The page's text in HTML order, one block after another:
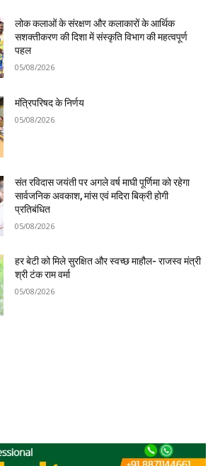
लोक कलाओं के संरक्षण और कलाकारों के आर्थिक
सशक्तीकरण की दिशा में संस्कृति विभाग की महत्वपूर्ण
पहल
05/08/2026
मंत्रिपरिषद के निर्णय
05/08/2026
संत रविदास जयंती पर अगले वर्ष माघी पूर्णिमा को रहेगा
सार्वजनिक अवकाश, मांस एवं मदिरा बिक्री होगी
प्रतिबंधित
05/08/2026
हर बेटी को मिले सुरक्षित और स्वच्छ माहौल- राजस्व मंत्री
श्री टंक राम वर्मा
05/08/2026